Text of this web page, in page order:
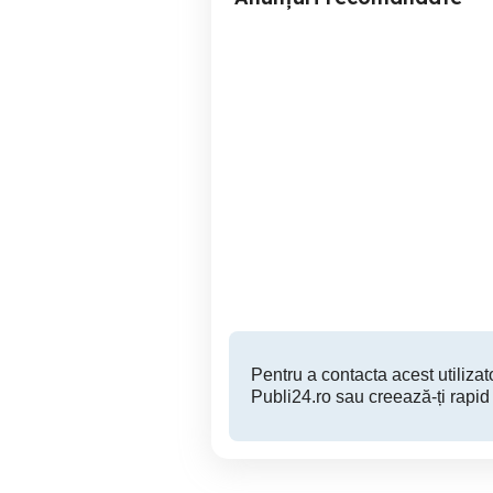
Pentru a contacta acest
Publi24.ro sau creează-ți